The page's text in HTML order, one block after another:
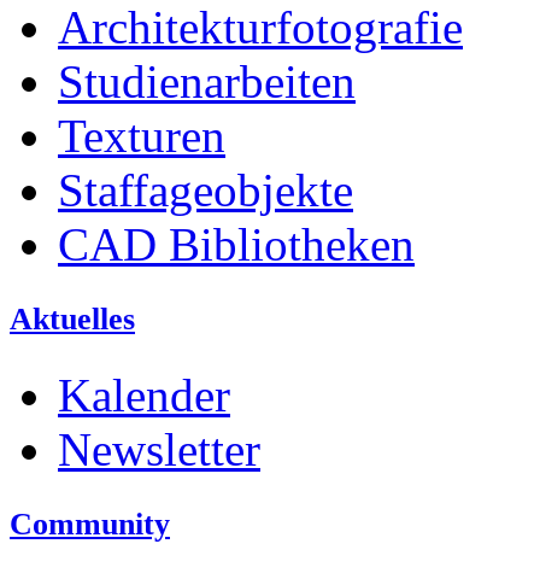
Architekturfotografie
Studienarbeiten
Texturen
Staffageobjekte
CAD Bibliotheken
Aktuelles
Kalender
Newsletter
Community